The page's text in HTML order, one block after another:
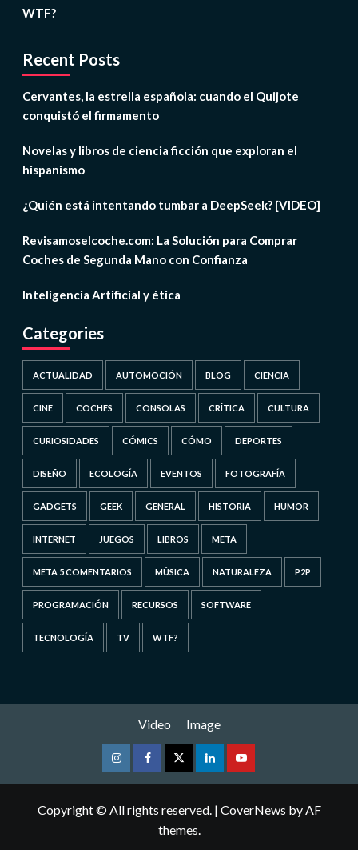
WTF?
Recent Posts
Cervantes, la estrella española: cuando el Quijote
conquistó el firmamento
Novelas y libros de ciencia ficción que exploran el
hispanismo
¿Quién está intentando tumbar a DeepSeek? [VIDEO]
Revisamoselcoche.com: La Solución para Comprar
Coches de Segunda Mano con Confianza
Inteligencia Artificial y ética
Categories
ACTUALIDAD AUTOMOCIÓN BLOG CIENCIA
CINE COCHES CONSOLAS CRÍTICA CULTURA
CURIOSIDADES CÓMICS CÓMO DEPORTES
DISEÑO ECOLOGÍA EVENTOS FOTOGRAFÍA
GADGETS GEEK GENERAL HISTORIA HUMOR
INTERNET JUEGOS LIBROS META
META 5 COMENTARIOS MÚSICA NATURALEZA P2P
PROGRAMACIÓN RECURSOS SOFTWARE
TECNOLOGÍA TV WTF?
Video Image
InstagramFacebookTwitterLinkedinYoutube
Copyright © All rights reserved. | CoverNews by AF
themes.